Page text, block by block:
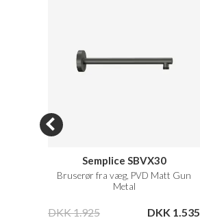
Semplice SBVX30
Bruserør fra væg, PVD Matt Gun
Metal
DKK 1.925 DKK 1.535